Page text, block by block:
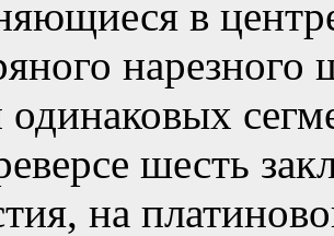
в
нарезного
одинаковых
шесть
на